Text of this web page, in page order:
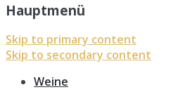
Hauptmenü
Skip to primary content
Skip to secondary content
Weine